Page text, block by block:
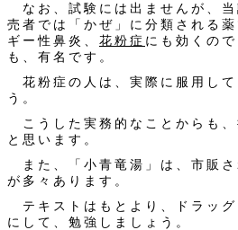
なお、試験には出ませんが、当
売者では「かぜ」に分類される
ギー性鼻炎、 花粉症 にも効くの
も、有名です。
花粉症の人は、実際に服用して
う。
こうした実務的なことからも
と思います。
また、「小青竜湯」は、市販さ
が多々あります。
テキストはもとより、ドラッ
にして、勉強しましょう。